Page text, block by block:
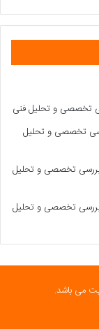
تخصصی و تحلیل فنی
تخصصی و تحلیل
تخصصی و تحلیل
تخصصی و تحلیل
می باشد.